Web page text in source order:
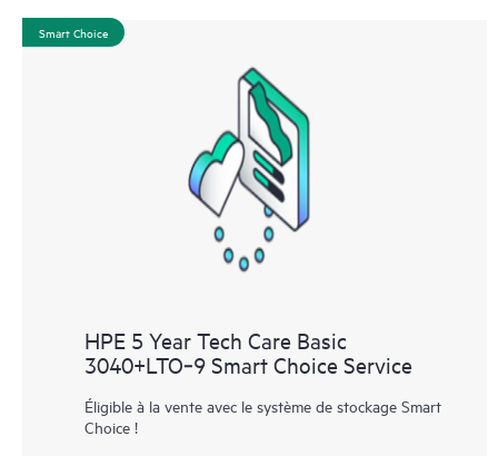
Smart Choice
HPE 5 Year Tech Care Basic
3040+LTO‑9 Smart Choice Service
Éligible à la vente avec le système de stockage Smart
Choice !